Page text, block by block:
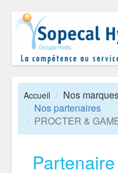
Accueil
Nos
Nos partenaires
PROCTER &